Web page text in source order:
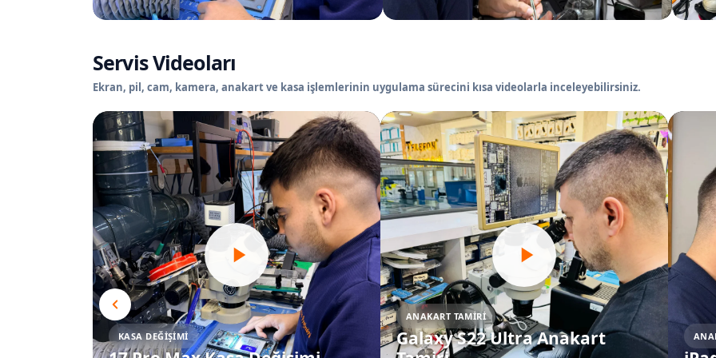
Servis Videoları
Ekran, pil, cam, kamera, anakart ve kasa işlemlerinin uygulama sürecini kısa videolarla inceleyebilirsiniz.
KASA DEĞIŞIMI
ANAKART TAMIRI
Galaxy S22 Ultra Anakart